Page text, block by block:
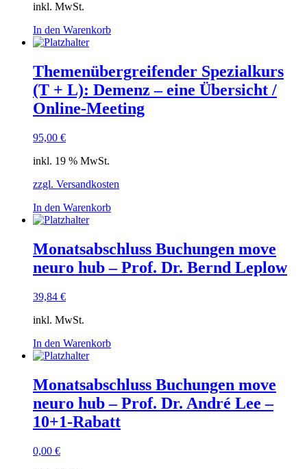
inkl. MwSt.
In den Warenkorb
Themenübergreifender Spezialkurs
(T + L): Demenz – eine Übersicht /
Online-Meeting
95,00 €
inkl. 19 % MwSt.
zzgl. Versandkosten
In den Warenkorb
Monatsabschluss Buchungen move
neuro hub – Prof. Dr. Bernd Leplow
39,84 €
inkl. MwSt.
In den Warenkorb
Monatsabschluss Buchungen move
neuro hub – Prof. Dr. André Lee –
10+1-Rabatt
0,00 €